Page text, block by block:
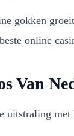
gokken
online
Van
uitstraling